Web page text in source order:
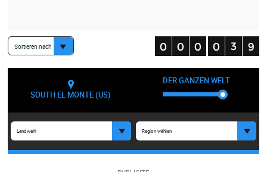
Sortieren nach
SOUTH EL MONTE (US)
DER GANZEN WELT
Landwahl Region wählen